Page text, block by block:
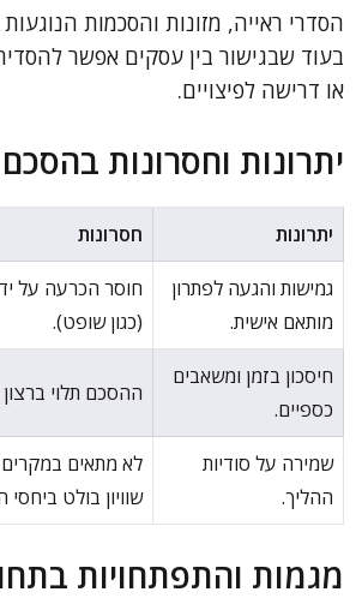
הסדרי ראייה, מזונות והסכמות
בעוד שבגישור בין עסקים אפשר
או דרישה לפיצויים.
יתרונות וחסרונות
יתרונות חסרונות
גמישות והגעה לפתרון
מותאם אישית.
חוסר הכרעה על
(כגון שופט).
חיסכון בזמן ומשאבים
כספיים.
ההסכם תלוי
שמירה על סודיות
ההליך.
לא מתאים
שוויון בולט ביחסי
מגמות והתפתחויות